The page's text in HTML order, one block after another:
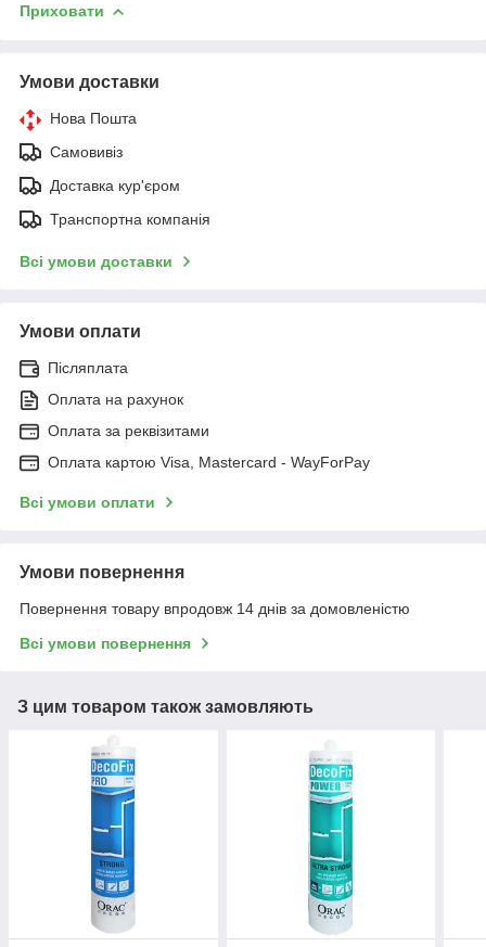
Приховати
Умови доставки
Нова Пошта
Самовивіз
Доставка кур'єром
Транспортна компанія
Всі умови доставки
Умови оплати
Післяплата
Оплата на рахунок
Оплата за реквізитами
Оплата картою Visa, Mastercard - WayForPay
Всі умови оплати
Умови повернення
Повернення товару впродовж 14 днів за домовленістю
Всі умови повернення
З цим товаром також замовляють